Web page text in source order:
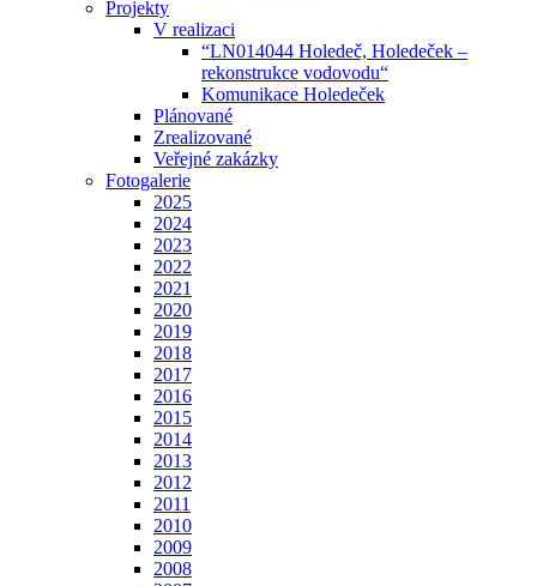
Projekty
V realizaci
“LN014044 Holedeč, Holedeček –
rekonstrukce vodovodu“
Komunikace Holedeček
Plánované
Zrealizované
Veřejné zakázky
Fotogalerie
2025
2024
2023
2022
2021
2020
2019
2018
2017
2016
2015
2014
2013
2012
2011
2010
2009
2008